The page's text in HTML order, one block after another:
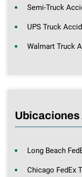
Semi-Truck
UPS Truck
Walmart Truck
Long Beach
Chicago FedEx